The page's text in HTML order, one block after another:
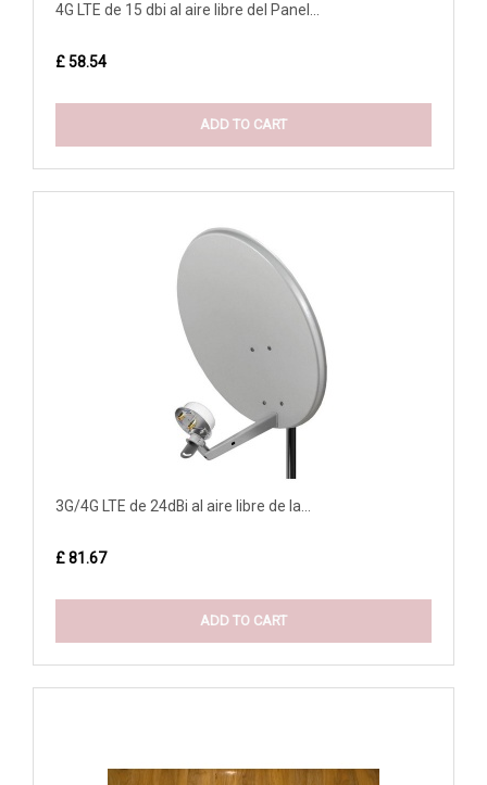
4G LTE de 15 dbi al aire libre del Panel...
£ 58.54
ADD TO CART
3G/4G LTE de 24dBi al aire libre de la...
£ 81.67
ADD TO CART